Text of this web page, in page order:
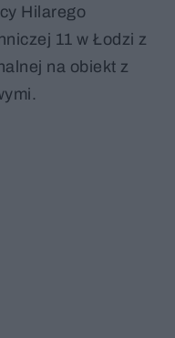
Hilarego
11 w Łodzi z
na obiekt z